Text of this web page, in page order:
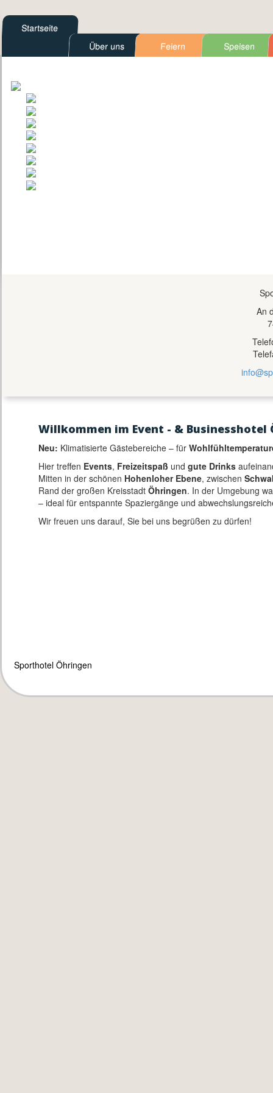
Startseite
Über uns
Feiern Speisen
An
Willkommen im Event - & Businesshotel
Neu: Klimatisierte Gästebereiche – für
Hier treffen Events, Freizeitspaß und gute Drinks
Mitten in der schönen Hohenloher Ebene, zwischen
Rand der großen Kreisstadt Öhringen. In der Umgebung
– ideal für entspannte Spaziergänge und
Wir freuen uns darauf, Sie bei uns begrüßen zu dürfen!
Sporthotel Öhringen